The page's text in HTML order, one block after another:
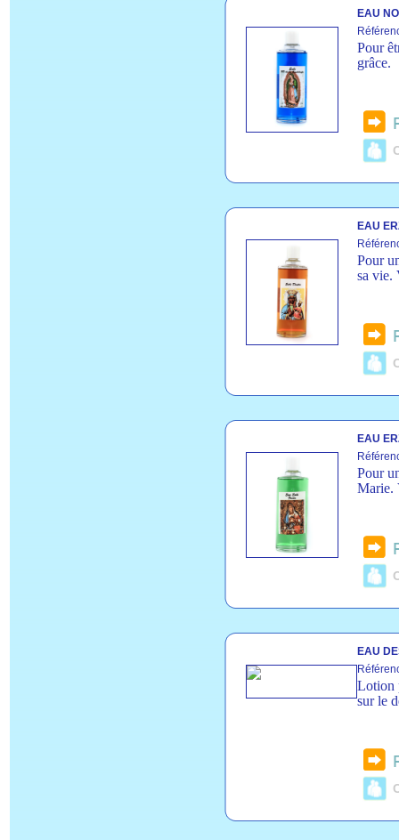
EAU
Pour
grâce.
EAU
Pour
sa vie.
EAU
Pour
Marie.
EAU
Lotion
sur le